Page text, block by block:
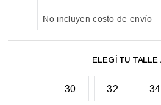
No incluyen costo de envío
30 32 34